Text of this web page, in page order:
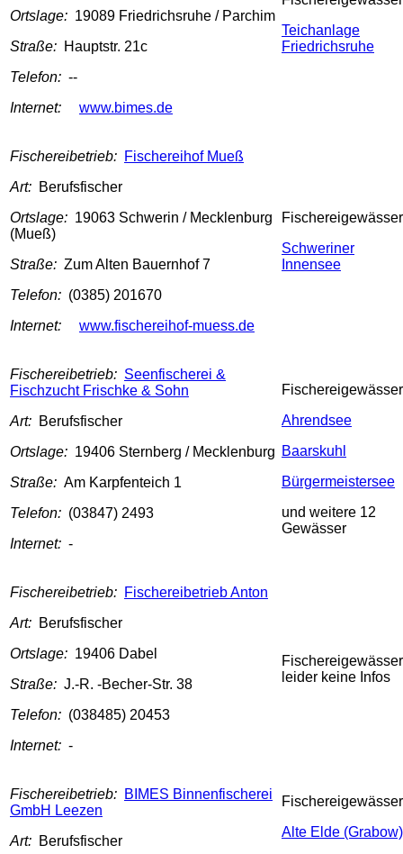
Ortslage: 19089 Friedrichsruhe / Parchim
Straße: Hauptstr. 21c
Telefon: --
Internet:
www.bimes.de
Teichanlage
Friedrichsruhe
Fischereibetrieb: Fischereihof Mueß
Art: Berufsfischer
Ortslage: 19063 Schwerin / Mecklenburg
(Mueß)
Straße: Zum Alten Bauernhof 7
Telefon: (0385) 201670
Internet:
www.fischereihof-muess.de
Fischereigewässer
Schweriner
Innensee
Fischereibetrieb: Seenfischerei &
Fischzucht Frischke & Sohn
Art: Berufsfischer
Ortslage: 19406 Sternberg / Mecklenburg
Straße: Am Karpfenteich 1
Telefon: (03847) 2493
Internet: -
Fischereigewässer
Ahrendsee
Baarskuhl
Bürgermeistersee
und weitere 12
Gewässer
Fischereibetrieb: Fischereibetrieb Anton
Art: Berufsfischer
Ortslage: 19406 Dabel
Straße: J.-R. -Becher-Str. 38
Telefon: (038485) 20453
Internet: -
Fischereigewässer
leider keine Infos
Fischereibetrieb: BIMES Binnenfischerei
GmbH Leezen
Art: Berufsfischer
Fischereigewässer
Alte Elde (Grabow)